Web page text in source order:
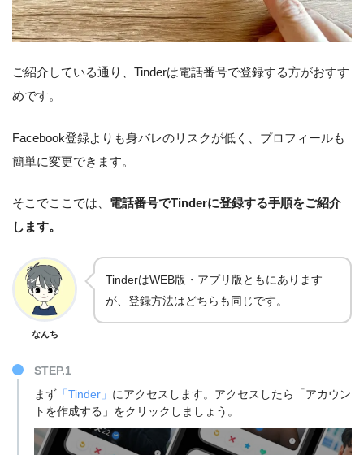
ご紹介している通り、Tinderは電話番号で登録する方がおすす
めです。
Facebook登録よりも身バレのリスクが低く、プロフィールも
簡単に変更できます。
そこでここでは、 電話番号でTinderに登録する手順をご紹介
します。
なんち
TinderはWEB版・アプリ版ともにあります
が、登録方法はどちらも同じです。
STEP.1
まず 「Tinder」 にアクセスします。アクセスしたら「アカウン
トを作成する」をクリックしましょう。